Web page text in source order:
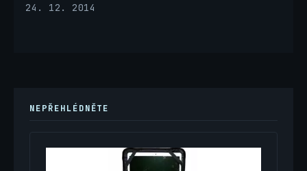
24. 12. 2014
NEPŘEHLÉDNĚTE